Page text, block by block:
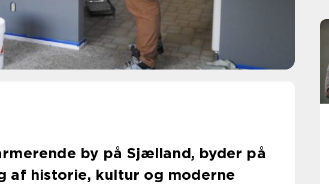
by på Sjælland, byder på
af historie, kultur og moderne